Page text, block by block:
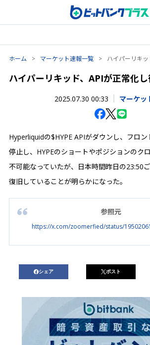
ホーム > マーケット速報一覧 > ハイパーリキ
ハイパーリキッド、APIが正常化し
2025.07.30 00:33 マーケッ
Hyperliquidの$HYPE APIがダウンし、フロ
停止し、HYPEのショートやポジションのク
不可能なっていたが、日本時間昨日の23:50
復旧していることが明らかになった。
参照元
https://x.com/zoomerfied/status/
シェア ポスト